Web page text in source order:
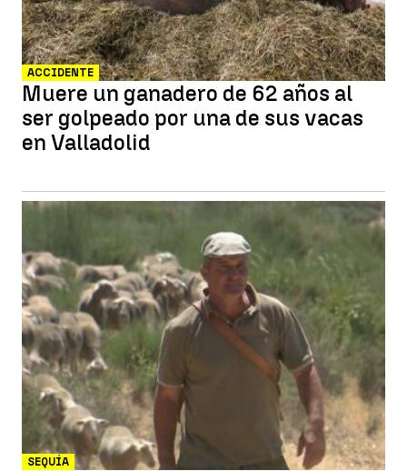
ACCIDENTE
Muere un ganadero de 62 años al
ser golpeado por una de sus vacas
en Valladolid
SEQUÍA